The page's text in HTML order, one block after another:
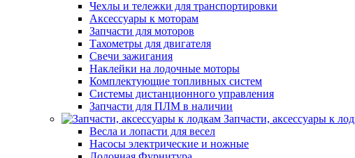
Чехлы и тележки для транспортировки
Аксессуары к моторам
Запчасти для моторов
Тахометры для двигателя
Свечи зажигания
Наклейки на лодочные моторы
Комплектующие топливных систем
Системы дистанционного управления
Запчасти для ПЛМ в наличии
Запчасти, аксессуары к
Весла и лопасти для весел
Насосы электрические и ножные